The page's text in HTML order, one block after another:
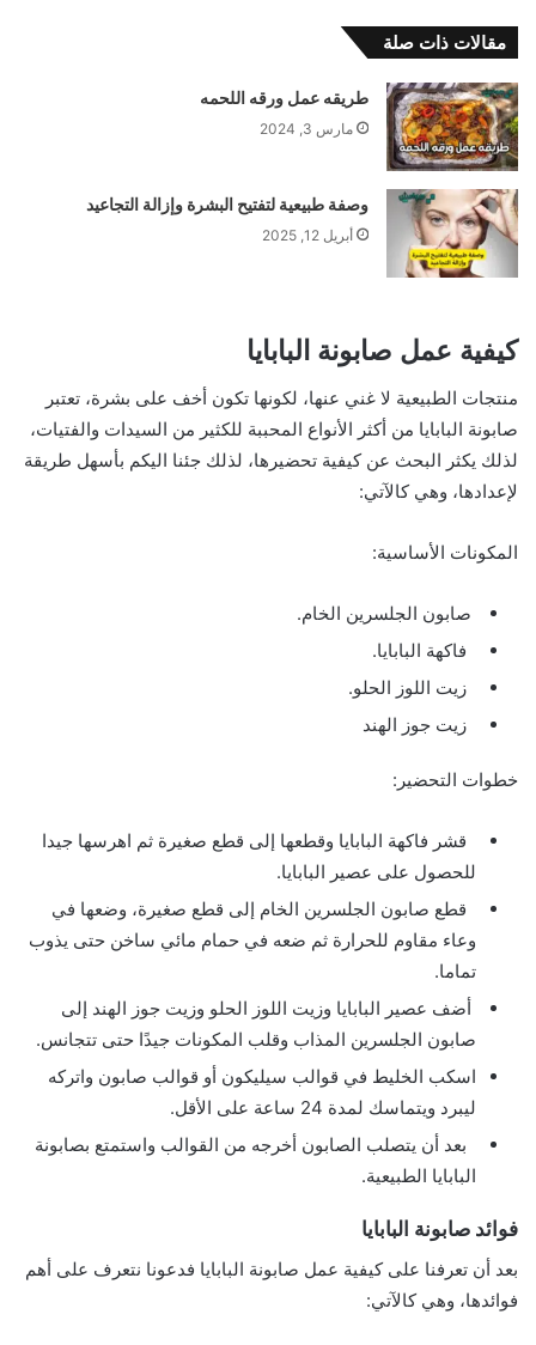
مقالات ذات صلة
طريقه عمل ورقه اللحمه
مارس 3, 2024
وصفة طبيعية لتفتيح البشرة وإزالة التجاعيد
أبريل 12, 2025
كيفية عمل صابونة البابايا
منتجات الطبيعية لا غني عنها، لكونها تكون أخف على بشرة، تعتبر
صابونة البابايا من أكثر الأنواع المحببة للكثير من السيدات والفتيات،
لذلك يكثر البحث عن كيفية تحضيرها، لذلك جئنا اليكم بأسهل طريقة
لإعدادها، وهي كالآتي:
المكونات الأساسية:
صابون الجلسرين الخام.
فاكهة البابايا.
زيت اللوز الحلو.
زيت جوز الهند
خطوات التحضير:
قشر فاكهة البابايا وقطعها إلى قطع صغيرة ثم اهرسها جيدا
للحصول على عصير البابايا.
قطع صابون الجلسرين الخام إلى قطع صغيرة، وضعها في
وعاء مقاوم للحرارة ثم ضعه في حمام مائي ساخن حتى يذوب
تماما.
أضف عصير البابايا وزيت اللوز الحلو وزيت جوز الهند إلى
صابون الجلسرين المذاب وقلب المكونات جيدًا حتى تتجانس.
اسكب الخليط في قوالب سيليكون أو قوالب صابون واتركه
ليبرد ويتماسك لمدة 24 ساعة على الأقل.
بعد أن يتصلب الصابون أخرجه من القوالب واستمتع بصابونة
البابايا الطبيعية.
فوائد صابونة البابايا
بعد أن تعرفنا على كيفية عمل صابونة البابايا فدعونا نتعرف على أهم
فوائدها، وهي كالآتي: